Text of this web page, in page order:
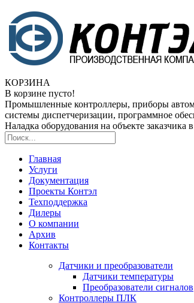
КОРЗИНА
В корзине пусто!
Промышленные контроллеры, приборы
системы диспетчеризации, программное
Наладка оборудования на объекте
Главная
Услуги
Документация
Проекты Контэл
Техподдержка
Дилеры
О компании
Архив
Контакты
Датчики и преобразователи
Датчики температуры
Преобразователи сигналов
Контроллеры ПЛК